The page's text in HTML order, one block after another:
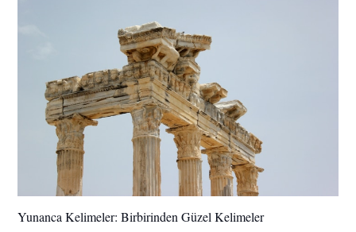
Yunanca Kelimeler: Birbirinden Güzel Kelimeler